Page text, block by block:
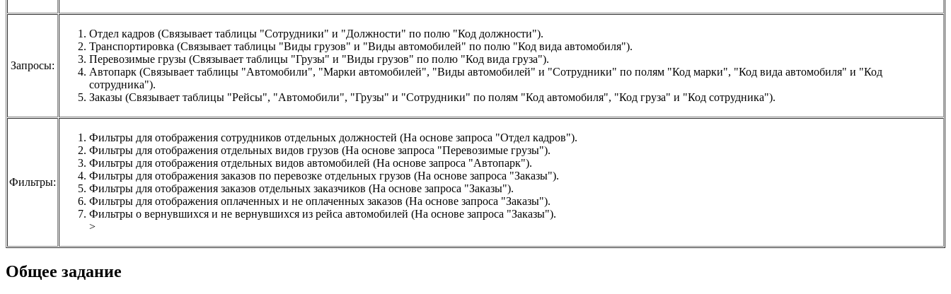
Запросы:
Отдел кадров (Связывает таблицы "Сотрудники" и "Должности" по полю "Код должности").
Транспортировка (Связывает таблицы "Виды грузов" и "Виды автомобилей" по полю "Код вида автомобиля").
Перевозимые грузы (Связывает таблицы "Грузы" и "Виды грузов" по полю "Код вида груза").
Автопарк (Связывает таблицы "Автомобили", "Марки автомобилей", "Виды автомобилей" и "Сотрудники" по полям "Код марки", "Код вида автомобиля" и "Код
сотрудника").
Заказы (Связывает таблицы "Рейсы", "Автомобили", "Грузы" и "Сотрудники" по полям "Код автомобиля", "Код груза" и "Код сотрудника").
Фильтры:
Фильтры для отображения сотрудников отдельных должностей (На основе запроса "Отдел кадров").
Фильтры для отображения отдельных видов грузов (На основе запроса "Перевозимые грузы").
Фильтры для отображения отдельных видов автомобилей (На основе запроса "Автопарк").
Фильтры для отображения заказов по перевозке отдельных грузов (На основе запроса "Заказы").
Фильтры для отображения заказов отдельных заказчиков (На основе запроса "Заказы").
Фильтры для отображения оплаченных и не оплаченных заказов (На основе запроса "Заказы").
Фильтры о вернувшихся и не вернувшихся из рейса автомобилей (На основе запроса "Заказы").
>
Общее задание